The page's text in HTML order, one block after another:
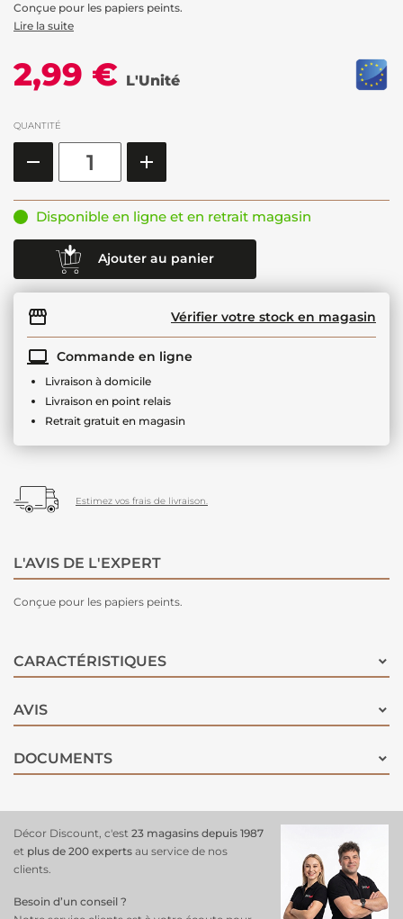
Conçue pour les papiers peints.
Lire la suite
2,99 € L'Unité
QUANTITÉ
Disponible en ligne et en retrait magasin
Ajouter au panier
Vérifier votre stock en magasin
Commande en ligne
Livraison à domicile
Livraison en point relais
Retrait gratuit en magasin
Estimez vos frais de livraison.
L'AVIS DE L'EXPERT
Conçue pour les papiers peints.
CARACTÉRISTIQUES
AVIS
DOCUMENTS
Décor Discount, c'est 23 magasins depuis 1987
et plus de 200 experts au service de nos
clients.
Besoin d’un conseil ?